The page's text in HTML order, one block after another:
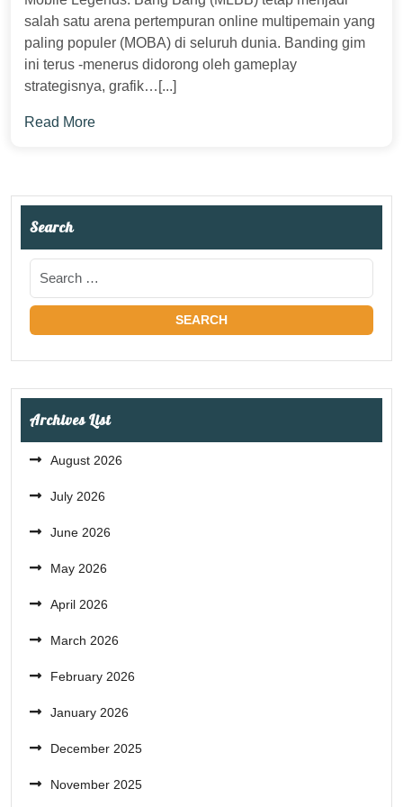
salah satu arena pertempuran online multipemain yang
paling populer (MOBA) di seluruh dunia. Banding gim
ini terus -menerus didorong oleh gameplay
strategisnya, grafik…[...]
Read More
Search
Archives List
August 2026
July 2026
June 2026
May 2026
April 2026
March 2026
February 2026
January 2026
December 2025
November 2025